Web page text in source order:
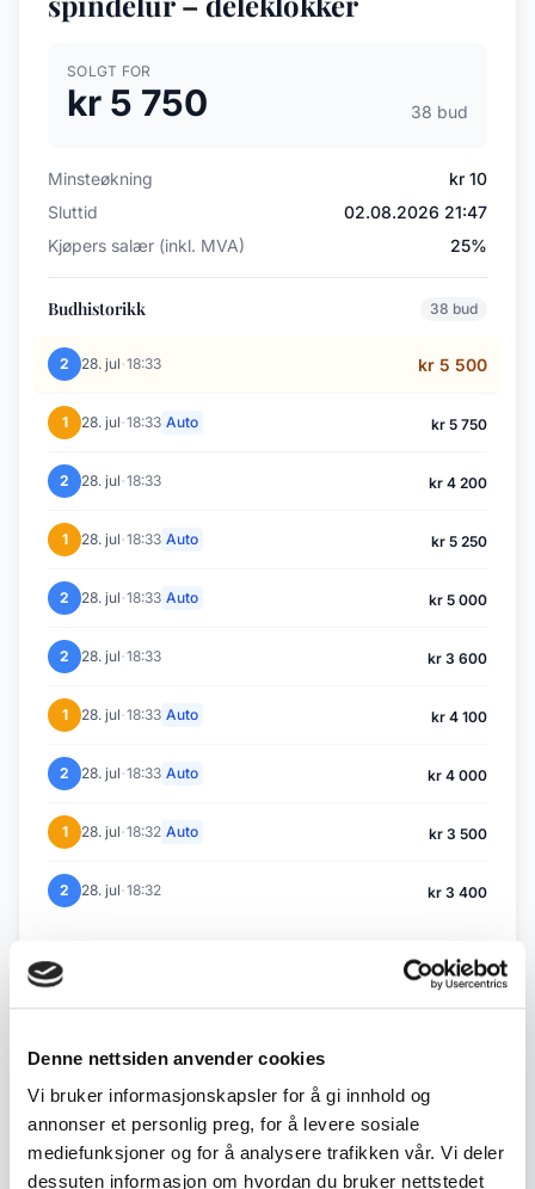
Denne nettsiden anvender cookies
Vi bruker informasjonskapsler for å gi innhold og
annonser et personlig preg, for å levere sosiale
mediefunksjoner og for å analysere trafikken vår. Vi deler
dessuten informasjon om hvordan du bruker nettstedet
SOLGT FOR
kr 5 750 38 bud
Minsteøkning
kr 10
Sluttid
02.08.2026 21:47
Kjøpers salær (inkl. MVA)
25%
Budhistorikk 38 bud
2 28. jul·18:33 kr 5 500
1 28. jul·18:33 Auto kr 5 750
2 28. jul·18:33 kr 4 200
1 28. jul·18:33 Auto kr 5 250
2 28. jul·18:33 Auto kr 5 000
2 28. jul·18:33 kr 3 600
1 28. jul·18:33 Auto kr 4 100
2 28. jul·18:33 Auto kr 4 000
1 28. jul·18:32 Auto kr 3 500
2 28. jul·18:32 kr 3 400
#50 #52